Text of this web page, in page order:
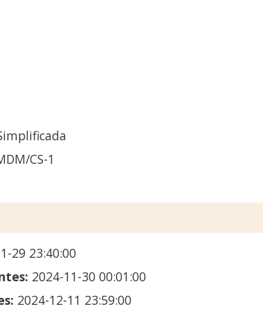
CS-1
29 23:40:00
2024-11-30 00:01:00
2024-12-11 23:59:00